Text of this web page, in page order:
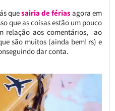
quesairia de fériasagora em
que as coisas estão um pouco
relação aos comentários, ao
são muitos (ainda bem! rs) e
dar conta.